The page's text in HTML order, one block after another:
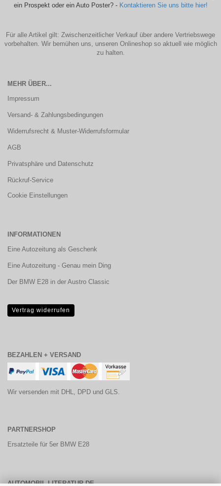
ein Prospekt oder ein Auto Poster? - Kontaktieren Sie uns bitte hier!
Für alle Artikel gilt: Zwischenzeitlicher Verkauf über andere Vertriebswege
vorbehalten. Wir bemühen uns, unseren Onlineshop so aktuell wie möglich
zu halten.
MEHR ÜBER...
Impressum
Versand- & Zahlungsbedingungen
Widerrufsrecht & Muster-Widerrufsformular
AGB
Privatsphäre und Datenschutz
Rückruf-Service
Cookie Einstellungen
INFORMATIONEN
Eine Autozeitung als Geschenk
Eine Autozeitung - Genau mein Ding
Der BMW E28 in der Austro Classic
Vertrag widerrufen
BEZAHLEN + VERSAND
Wir versenden mit DHL, DPD und GLS.
PARTNERSHOP
Ersatzteile für 5er BMW E28
AUTOMOBIL-LITERATUR.DE